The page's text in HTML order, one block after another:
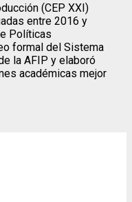
(CEP XXI)
entre 2016 y
Políticas
formal del Sistema
la AFIP y elaboró
académicas mejor